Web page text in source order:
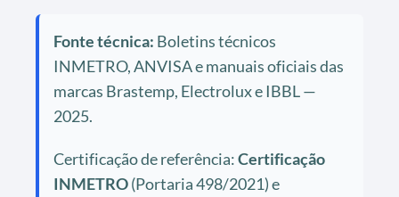
Fonte técnica: Boletins técnicos
INMETRO, ANVISA e manuais oficiais das
marcas Brastemp, Electrolux e IBBL —
2025.
Certificação de referência:Certificação
INMETRO(Portaria 498/2021) e